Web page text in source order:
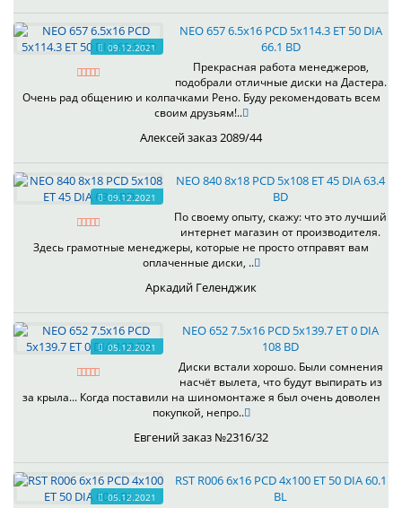
09.12.2021
NEO 657 6.5x16 PCD 5x114.3 ET 50 DIA
66.1 BD
Прекрасная работа менеджеров,
подобрали отличные диски на Дастера.
Очень рад общению и колпачками Рено. Буду рекомендовать всем
своим друзьям!..
Алексей заказ 2089/44
09.12.2021
NEO 840 8x18 PCD 5x108 ET 45 DIA 63.4
BD
По своему опыту, скажу: что это лучший
интернет магазин от производителя.
Здесь грамотные менеджеры, которые не просто отправят вам
оплаченные диски, ..
Аркадий Геленджик
05.12.2021
NEO 652 7.5x16 PCD 5x139.7 ET 0 DIA
108 BD
Диски встали хорошо. Были сомнения
насчёт вылета, что будут выпирать из
за крыла... Когда поставили на шиномонтаже я был очень доволен
покупкой, непро..
Евгений заказ №2316/32
05.12.2021
RST R006 6x16 PCD 4x100 ET 50 DIA 60.1
BL